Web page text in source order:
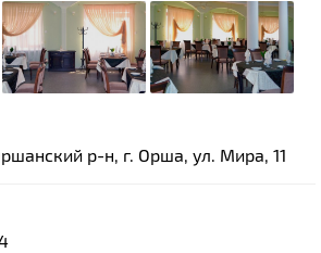
р-н, г. Орша, ул. Мира, 11